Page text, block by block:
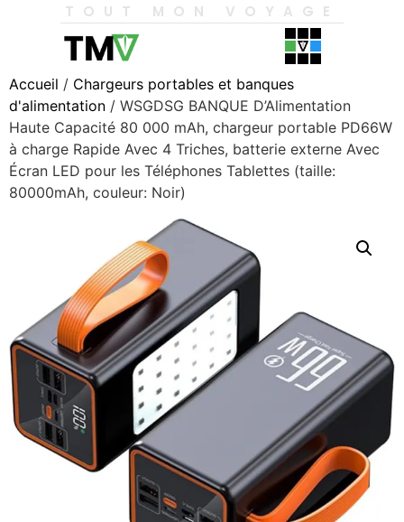
TOUT MON VOYAGE
Accueil / Chargeurs portables et banques
d'alimentation / WSGDSG BANQUE D’Alimentation
Haute Capacité 80 000 mAh, chargeur portable PD66W
à charge Rapide Avec 4 Triches, batterie externe Avec
Écran LED pour les Téléphones Tablettes (taille:
80000mAh, couleur: Noir)